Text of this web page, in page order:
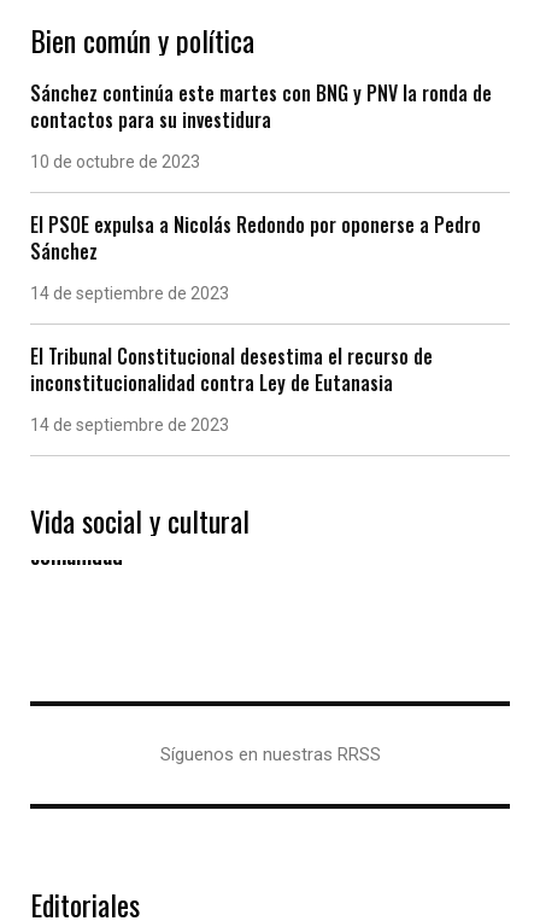
b
o
o
k
s
A
p
p
dI
n
a
m
g
ar
Bien común y política
Sánchez continúa este martes con BNG y PNV la ronda de
contactos para su investidura
10 de octubre de 2023
El PSOE expulsa a Nicolás Redondo por oponerse a Pedro
Sánchez
14 de septiembre de 2023
El Tribunal Constitucional desestima el recurso de
inconstitucionalidad contra Ley de Eutanasia
14 de septiembre de 2023
Vida social y cultural
Las “Eiras” gallegas, un modelo de vida en
comunidad
Síguenos en nuestras RRSS
Editoriales